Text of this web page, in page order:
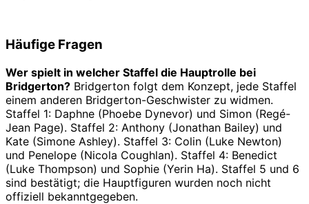
Häufige Fragen
Wer spielt in welcher Staffel die Hauptrolle bei
Bridgerton? Bridgerton folgt dem Konzept, jede Staffel
einem anderen Bridgerton-Geschwister zu widmen.
Staffel 1: Daphne (Phoebe Dynevor) und Simon (Regé-
Jean Page). Staffel 2: Anthony (Jonathan Bailey) und
Kate (Simone Ashley). Staffel 3: Colin (Luke Newton)
und Penelope (Nicola Coughlan). Staffel 4: Benedict
(Luke Thompson) und Sophie (Yerin Ha). Staffel 5 und 6
sind bestätigt; die Hauptfiguren wurden noch nicht
offiziell bekanntgegeben.